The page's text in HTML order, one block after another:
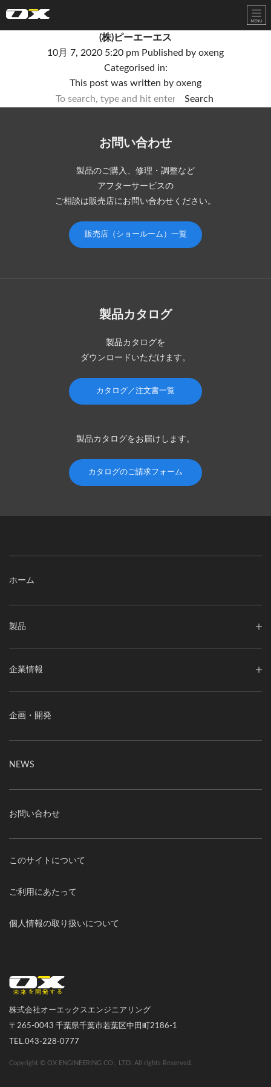
(株)ピーエーエス
10月 7, 2020 5:20 pm Published by oxeng
Categorised in:
This post was written by oxeng
Search
お問い合わせ
製品のご購入、修理・調整など
アフターサービスの
ご相談は販売店にお問い合わせください。
販売店（ショールーム）一覧
製品カタログ
製品カタログを
ダウンロードいただけます。
カタログ／注文書一覧
製品カタログをお届けします。
カタログのご請求フォーム
ホーム
製品
企業情報
企画・開発
NEWS
お問い合わせ
このサイトについて
ご利用にあたって
個人情報の取り扱いについて
株式会社オーエックスエンジニアリング
〒265-0043 千葉県千葉市若葉区中田町2186-1
TEL.043-228-0777
Copyright © OX ENGINEERING CO., LTD. All rights Reserved.